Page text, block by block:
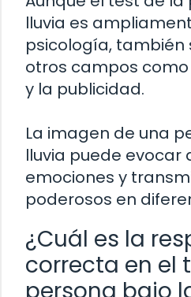
lluvia es
psicología, también
otros campos
y la publicidad.
La imagen de una
lluvia puede evocar
emociones y
poderosos en
¿Cuál es la
correcta en el